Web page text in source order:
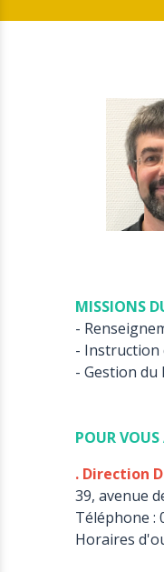
MISSIONS
-
- Instruction
- Gestion du
POUR VOUS
. Direction
39, avenue
Téléphone :
Horaires